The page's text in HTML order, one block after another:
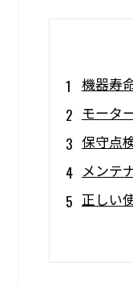
機器寿
モータ
保守点
メンテ
正しい